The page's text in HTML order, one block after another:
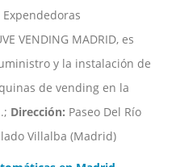
VENDING MADRID, es
y la instalación de
de vending en la
Dirección: Paseo Del Río
Villalba (Madrid)